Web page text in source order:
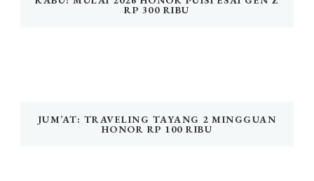
RP 300 RIBU
JUM’AT: TRAVELING TAYANG 2 MINGGUAN
HONOR RP 100 RIBU